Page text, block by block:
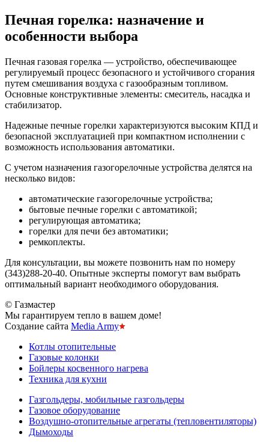
Печная горелка: назначение и
особенности выбора
Печная газовая горелка — устройство, обеспечивающее
регулируемый процесс безопасного и устойчивого сгорания
путем смешивания воздуха с газообразным топливом.
Основные конструктивные элементы: смеситель, насадка и
стабилизатор.
Надежные печные горелки характеризуются высоким КПД и
безопасной эксплуатацией при компактном исполнении с
возможность использования автоматики.
С учетом назначения газогорелочные устройства делятся на
несколько видов:
автоматические газогорелочные устройства;
бытовые печные горелки с автоматикой;
регулирующая автоматика;
горелки для печи без автоматики;
ремкоплекты.
Для консультации, вы можете позвонить нам по номеру
(343)288-20-40. Опытные эксперты помогут вам выбрать
оптимальный вариант необходимого оборудования.
© Газмастер
Мы гарантируем тепло в вашем доме!
Создание сайта Media Army
Котлы отопительные
Газовые колонки
Бойлеры косвенного нагрева
Техника для кухни
Газгольдеры, мобильные газгольдеры
Газовое оборудование
Воздушно-отопительные агрегаты (тепловентиляторы)
Дымоходы